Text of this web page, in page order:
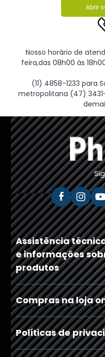
Abrir
Nosso horário de
feira,das 08h00 às
(11) 4858-1233 para
metropolitana (47)
Assistência
e informações
produtos
Compras na loja
Políticas de